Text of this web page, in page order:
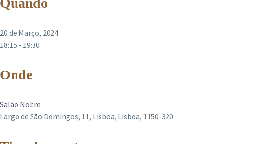
Quando
20 de Março, 2024
18:15 - 19:30
Onde
Salão Nobre
Largo de São Domingos, 11, Lisboa, Lisboa, 1150-320